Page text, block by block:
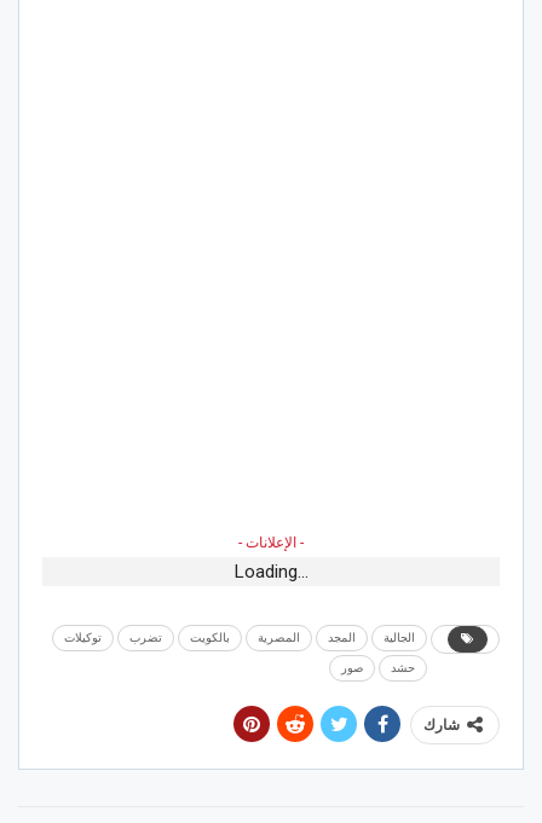
- الإعلانات -
Loading...
الجالية المجد المصرية بالكويت تضرب توكيلات
حشد صور
شارك